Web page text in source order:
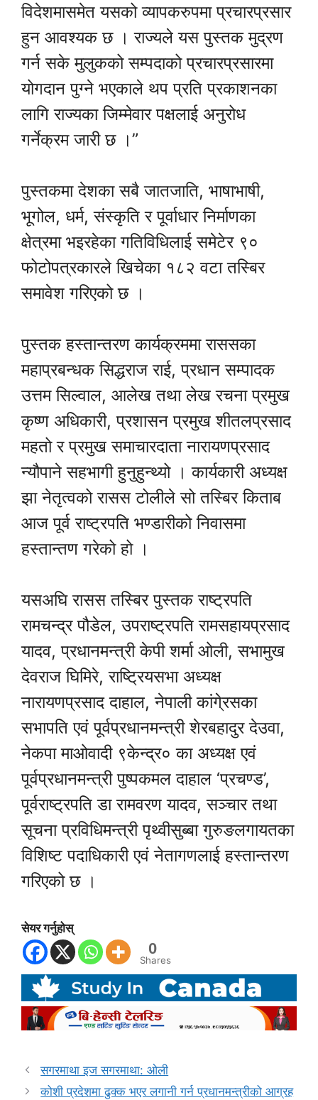
विदेशमासमेत यसको व्यापकरुपमा प्रचारप्रसार
हुन आवश्यक छ । राज्यले यस पुस्तक मुद्रण
गर्न सके मुलुकको सम्पदाको प्रचारप्रसारमा
योगदान पुग्ने भएकाले थप प्रति प्रकाशनका
लागि राज्यका जिम्मेवार पक्षलाई अनुरोध
गर्नेक्रम जारी छ ।”
पुस्तकमा देशका सबै जातजाति, भाषाभाषी,
भूगोल, धर्म, संस्कृति र पूर्वाधार निर्माणका
क्षेत्रमा भइरहेका गतिविधिलाई समेटेर ९०
फोटोपत्रकारले खिचेका १८२ वटा तस्बिर
समावेश गरिएको छ ।
पुस्तक हस्तान्तरण कार्यक्रममा राससका
महाप्रबन्धक सिद्धराज राई, प्रधान सम्पादक
उत्तम सिल्वाल, आलेख तथा लेख रचना प्रमुख
कृष्ण अधिकारी, प्रशासन प्रमुख शीतलप्रसाद
महतो र प्रमुख समाचारदाता नारायणप्रसाद
न्यौपाने सहभागी हुनुहुन्थ्यो । कार्यकारी अध्यक्ष
झा नेतृत्वको रासस टोलीले सो तस्बिर किताब
आज पूर्व राष्ट्रपति भण्डारीको निवासमा
हस्तान्तण गरेको हो ।
यसअघि रासस तस्बिर पुस्तक राष्ट्रपति
रामचन्द्र पौडेल, उपराष्ट्रपति रामसहायप्रसाद
यादव, प्रधानमन्त्री केपी शर्मा ओली, सभामुख
देवराज घिमिरे, राष्ट्रियसभा अध्यक्ष
नारायणप्रसाद दाहाल, नेपाली कांगे्रसका
सभापति एवं पूर्वप्रधानमन्त्री शेरबहादुर देउवा,
नेकपा माओवादी ९केन्द्र० का अध्यक्ष एवं
पूर्वप्रधानमन्त्री पुष्पकमल दाहाल ‘प्रचण्ड’,
पूर्वराष्ट्रपति डा रामवरण यादव, सञ्चार तथा
सूचना प्रविधिमन्त्री पृथ्वीसुब्बा गुरुङलगायतका
विशिष्ट पदाधिकारी एवं नेतागणलाई हस्तान्तरण
गरिएको छ ।
सेयर गर्नुहोस्
0
Shares
सगरमाथा इज सगरमाथा: ओली
कोशी प्रदेशमा ढुक्क भएर लगानी गर्न प्रधानमन्त्रीको आग्रह